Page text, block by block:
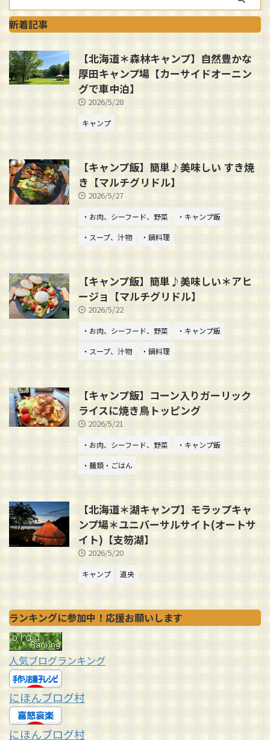
新着記事
【北海道＊森林キャンプ】自然豊かな
厚田キャンプ場【カーサイドオーニン
グで車中泊】
2026/5/28
キャンプ
【キャンプ飯】簡単♪美味しい すき焼
き【マルチグリドル】
2026/5/27
・お肉、シーフード、野菜
・キャンプ飯
・スープ、汁物
・鍋料理
【キャンプ飯】簡単♪美味しい＊アヒ
ージョ【マルチグリドル】
2026/5/22
・お肉、シーフード、野菜
・キャンプ飯
・スープ、汁物
・鍋料理
【キャンプ飯】コーン入りガーリック
ライスに焼き鳥トッピング
2026/5/21
・お肉、シーフード、野菜
・キャンプ飯
・麺類・ごはん
【北海道＊湖キャンプ】モラップキャ
ンプ場＊ユニバーサルサイト(オートサ
イト)【支笏湖】
2026/5/20
キャンプ 道央
ランキングに参加中！応援お願いします
人気ブログランキング
にほんブログ村
にほんブログ村